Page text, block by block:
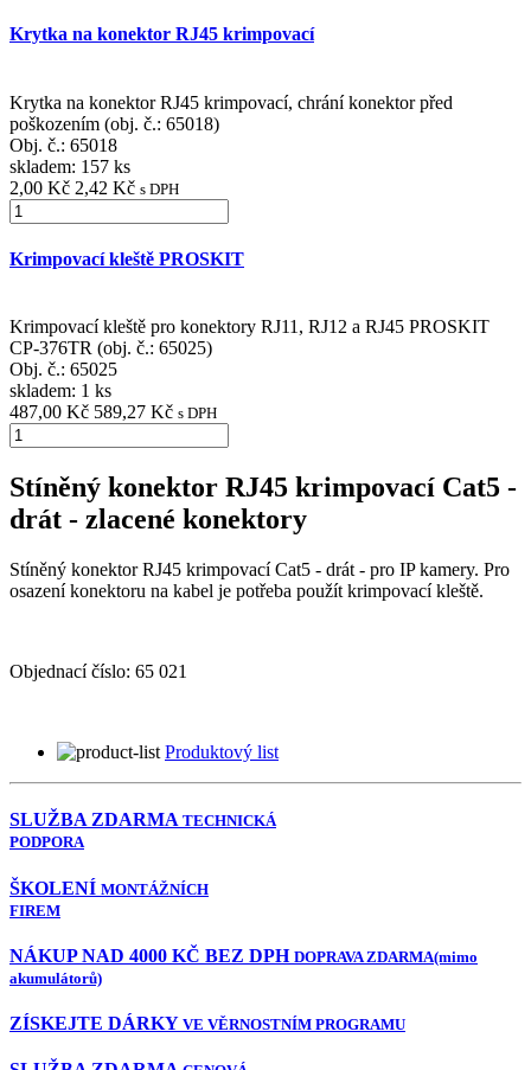
Krytka na konektor RJ45 krimpovací
Krytka na konektor RJ45 krimpovací, chrání konektor před
poškozením (obj. č.: 65018)
Obj. č.: 65018
skladem: 157 ks
2,00 Kč 2,42 Kč s DPH
Krimpovací kleště PROSKIT
Krimpovací kleště pro konektory RJ11, RJ12 a RJ45 PROSKIT
CP-376TR (obj. č.: 65025)
Obj. č.: 65025
skladem: 1 ks
487,00 Kč 589,27 Kč s DPH
Stíněný konektor RJ45 krimpovací Cat5 -
drát - zlacené konektory
Stíněný konektor RJ45 krimpovací Cat5 - drát - pro IP kamery. Pro
osazení konektoru na kabel je potřeba použít krimpovací kleště.
Objednací číslo: 65 021
Produktový list
SLUŽBA ZDARMA TECHNICKÁ
PODPORA
ŠKOLENÍ MONTÁŽNÍCH
FIREM
NÁKUP NAD 4000 KČ BEZ DPH DOPRAVA ZDARMA(mimo
akumulátorů)
ZÍSKEJTE DÁRKY VE VĚRNOSTNÍM PROGRAMU